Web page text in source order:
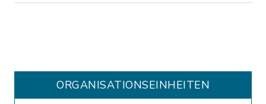
ORGANISATIONS­EINHEITEN